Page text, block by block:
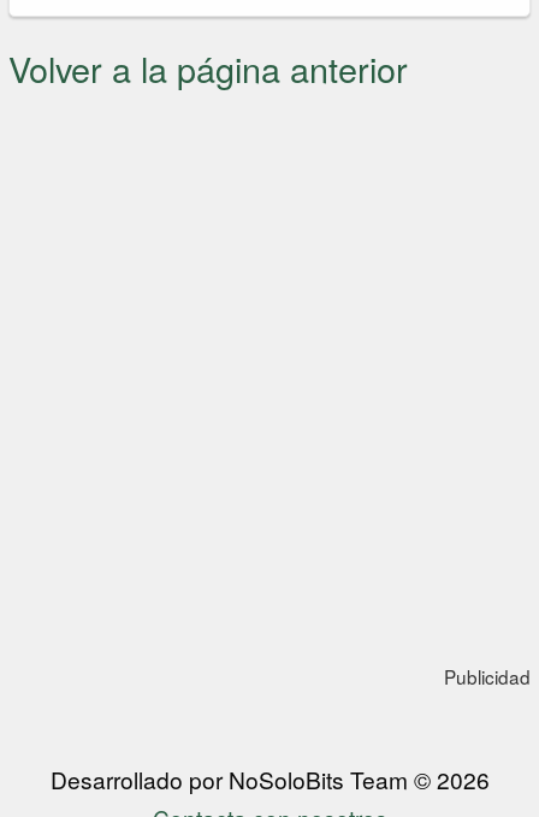
Volver a la página anterior
Publicidad
Desarrollado por NoSoloBits Team © 2026